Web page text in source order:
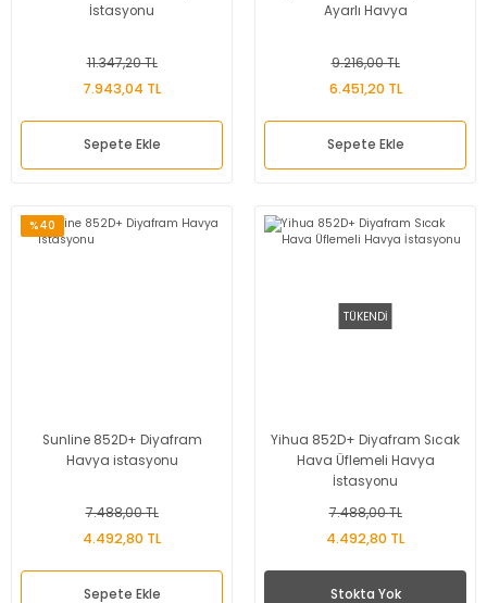
İstasyonu
11.347,20 TL
7.943,04 TL
Sepete Ekle
Ayarlı Havya
9.216,00 TL
6.451,20 TL
Sepete Ekle
%40
Sunline 852D+ Diyafram
Havya istasyonu
7.488,00 TL
4.492,80 TL
Sepete Ekle
TÜKENDİ
Yihua 852D+ Diyafram Sıcak
Hava Üflemeli Havya
İstasyonu
7.488,00 TL
4.492,80 TL
Stokta Yok